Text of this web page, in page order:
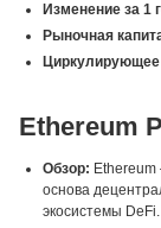
Изменение за 1
Рыночная
Ethereum
Обзор:
основа
экосистемы DeFi.